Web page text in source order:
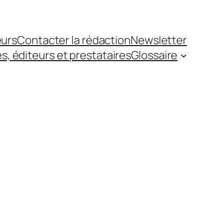
Contacter la rédactionNewsletter
éditeurs et prestatairesGlossaire